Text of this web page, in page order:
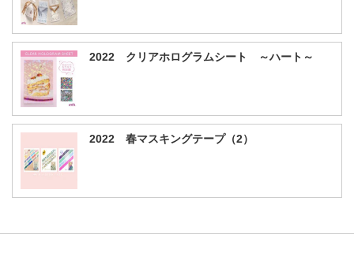
2022 クリアホログラムシート ～ハート～
2022 春マスキングテープ（2）